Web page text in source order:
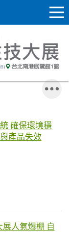
確保環境穩
產品失效
人氣爆棚 自